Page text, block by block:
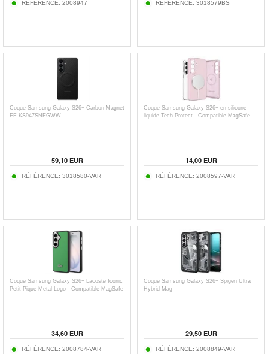
RÉFÉRENCE: 2008947 RÉFÉRENCE: 3018579BS
Coque Samsung Galaxy S26+ Carbon Magnet
EF-KS947SNEGWW
59,10EUR
RÉFÉRENCE: 3018580-VAR
Coque Samsung Galaxy S26+ en silicone
liquide Tech-Protect - Compatible MagSafe
14,00EUR
RÉFÉRENCE: 2008597-VAR
Coque Samsung Galaxy S26+ Lacoste Iconic
Petit Pique Metal Logo - Compatible MagSafe
34,60EUR
RÉFÉRENCE: 2008784-VAR
Coque Samsung Galaxy S26+ Spigen Ultra
Hybrid Mag
29,50EUR
RÉFÉRENCE: 2008849-VAR